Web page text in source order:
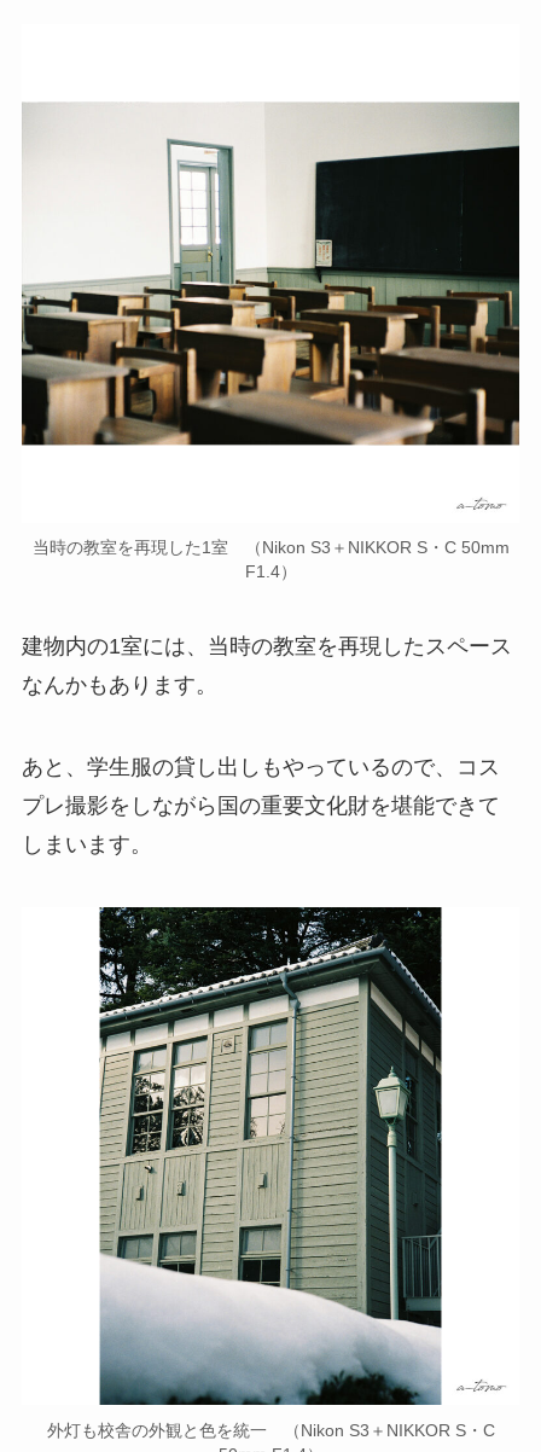
当時の教室を再現した1室 （Nikon S3＋NIKKOR S・C 50mm
F1.4）
建物内の1室には、当時の教室を再現したスペース
なんかもあります。
あと、学生服の貸し出しもやっているので、コス
プレ撮影をしながら国の重要文化財を堪能できて
しまいます。
外灯も校舎の外観と色を統一 （Nikon S3＋NIKKOR S・C